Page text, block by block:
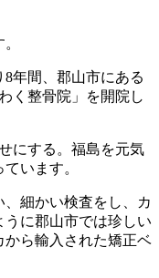
年間、郡山市にある
く整骨院」を開院し
にする。福島を元気
います。
細かい検査をし、カ
に郡山市では珍しい
から輸入された矯正ベ